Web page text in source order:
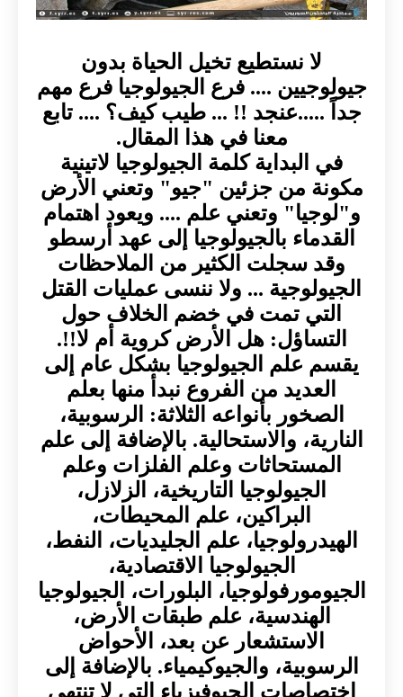
لا نستطيع تخيل الحياة بدون
جيولوجيين .... فرع الجيولوجيا فرع مهم
جداً .....عنجد !! ... طيب كيف؟ .... تابع
معنا في هذا المقال.
في البداية كلمة الجيولوجيا لاتينية
مكونة من جزئين "جيو" وتعني الأرض
و"لوجيا" وتعني علم .... ويعود اهتمام
القدماء بالجيولوجيا إلى عهد أرسطو
وقد سجلت الكثير من الملاحظات
الجيولوجية ... ولا ننسى عمليات القتل
التي تمت في خضم الخلاف حول
التساؤل: هل الأرض كروية أم لا!!.
يقسم علم الجيولوجيا بشكل عام إلى
العديد من الفروع نبدأ منها بعلم
الصخور بأنواعه الثلاثة: الرسوبية،
النارية، والاستحالية. بالإضافة إلى علم
المستحاثات وعلم الفلزات وعلم
الجيولوجيا التاريخية، الزلازل،
البراكين، علم المحيطات،
الهيدرولوجيا، علم الجليديات، النفط،
الجيولوجيا الاقتصادية،
الجيومورفولوجيا، البلورات، الجيولوجيا
الهندسية، علم طبقات الأرض،
الاستشعار عن بعد، الأحواض
الرسوبية، والجيوكيمياء. بالإضافة إلى
اختصاصات الجيوفيزياء التي لا تنتهي